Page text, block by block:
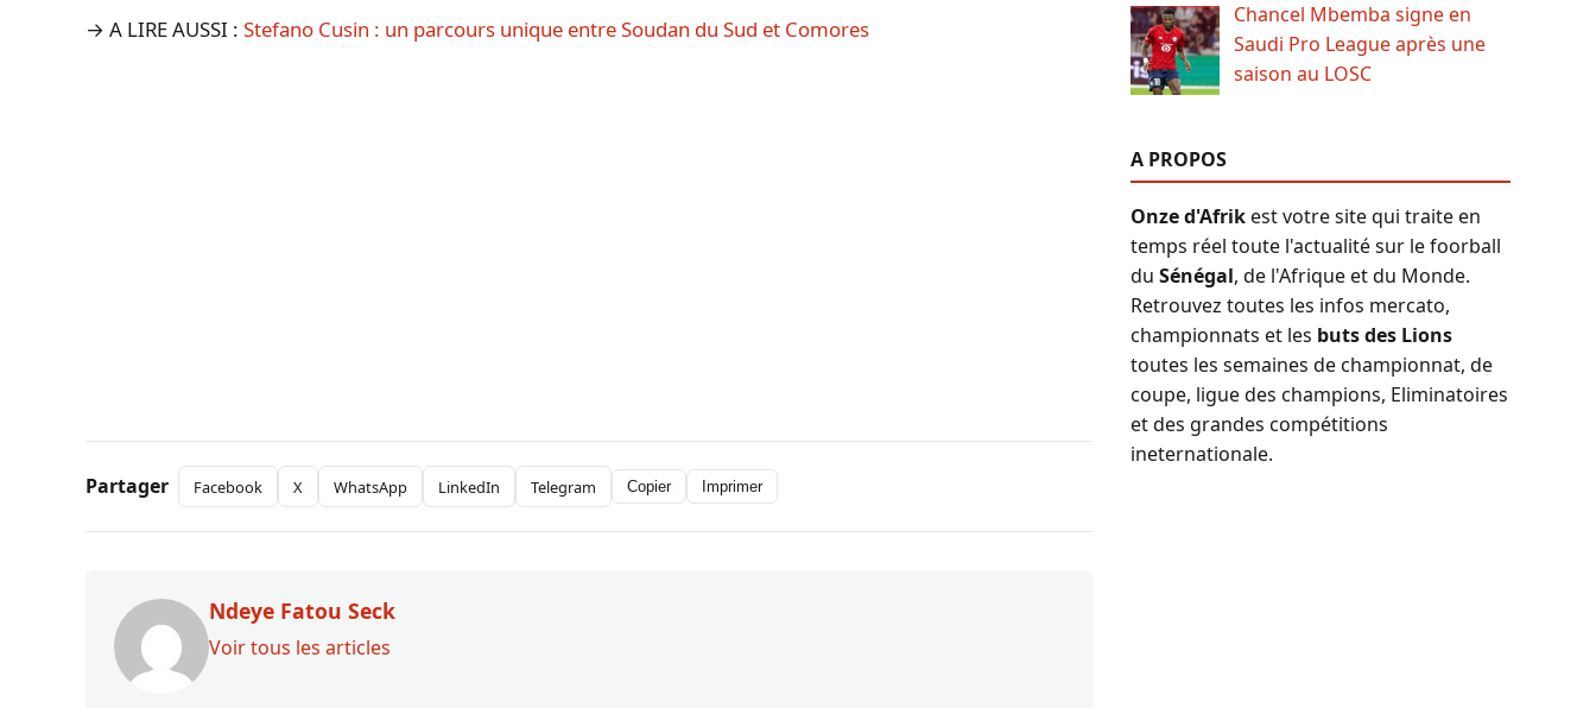
→ A LIRE AUSSI : Stefano Cusin : un parcours unique entre Soudan du Sud et Comores
Partager Facebook X WhatsApp LinkedIn Telegram Copier Imprimer
Ndeye Fatou Seck
Voir tous les articles
Chancel Mbemba signe en
Saudi Pro League après une
saison au LOSC
A PROPOS
Onze d'Afrikest votre site qui traite en
temps réel toute l'actualité sur le foorball
du Sénégal, de l'Afrique et du Monde.
Retrouvez toutes les infos mercato,
championnats et les buts des Lions
toutes les semaines de championnat, de
coupe, ligue des champions, Eliminatoires
et des grandes compétitions
ineternationale.